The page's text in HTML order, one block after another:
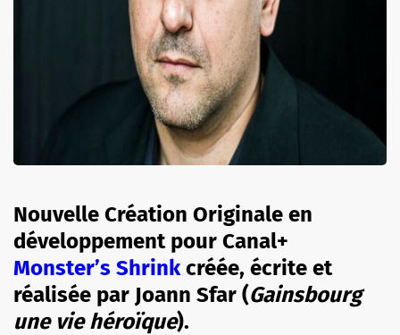
Nouvelle Création Originale en
développement pour Canal+
Monster’s Shrink créée, écrite et
réalisée par Joann Sfar (Gainsbourg
une vie héroïque).